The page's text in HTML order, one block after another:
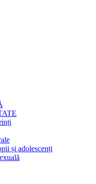
și adolescenți